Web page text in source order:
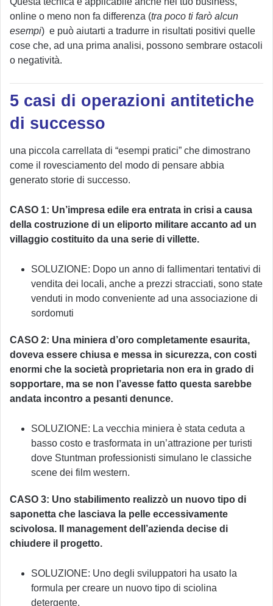
online o meno non fa differenza (tra poco ti farò alcun
esempi) e può aiutarti a tradurre in risultati positivi quelle
cose che, ad una prima analisi, possono sembrare ostacoli
o negatività.
5 casi di operazioni antitetiche
di successo
una piccola carrellata di “esempi pratici” che dimostrano
come il rovesciamento del modo di pensare abbia
generato storie di successo.
CASO 1: Un’impresa edile era entrata in crisi a causa
della costruzione di un eliporto militare accanto ad un
villaggio costituito da una serie di villette.
SOLUZIONE: Dopo un anno di fallimentari tentativi di
vendita dei locali, anche a prezzi stracciati, sono state
venduti in modo conveniente ad una associazione di
sordomuti
CASO 2: Una miniera d’oro completamente esaurita,
doveva essere chiusa e messa in sicurezza, con costi
enormi che la società proprietaria non era in grado di
sopportare, ma se non l’avesse fatto questa sarebbe
andata incontro a pesanti denunce.
SOLUZIONE: La vecchia miniera è stata ceduta a
basso costo e trasformata in un’attrazione per turisti
dove Stuntman professionisti simulano le classiche
scene dei film western.
CASO 3: Uno stabilimento realizzò un nuovo tipo di
saponetta che lasciava la pelle eccessivamente
scivolosa. Il management dell’azienda decise di
chiudere il progetto.
SOLUZIONE: Uno degli sviluppatori ha usato la
formula per creare un nuovo tipo di sciolina
detergente.